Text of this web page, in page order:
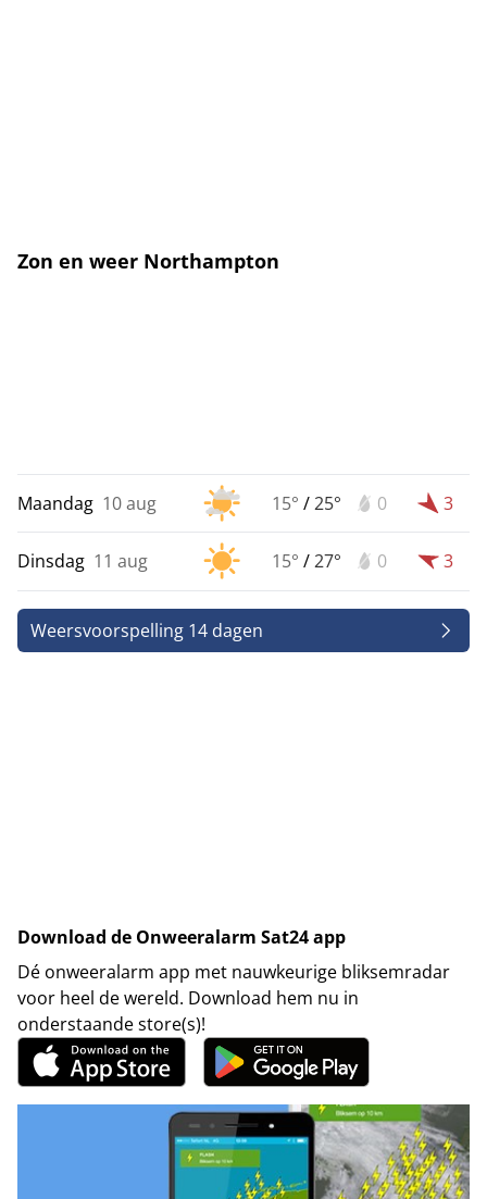
Zon en weer Northampton
Maandag 10 aug 15° /25° 0 3
Dinsdag 11 aug 15° /27° 0 3
Weersvoorspelling 14 dagen
Download de Onweeralarm Sat24 app
Dé onweeralarm app met nauwkeurige bliksemradar
voor heel de wereld. Download hem nu in
onderstaande store(s)!